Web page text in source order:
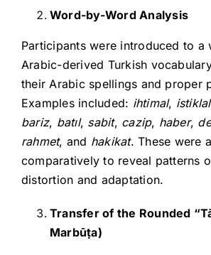
Word-by-Word Analysis
Participants were introduced to a
Arabic-derived Turkish
their Arabic spellings and proper
Examples included: ihtimal, istiklal
bariz, batıl, sabit, cazip, haber,
rahmet, and hakikat. These were
comparatively to reveal patterns
distortion and adaptation.
Transfer of the Rounded
Marbūṭa)